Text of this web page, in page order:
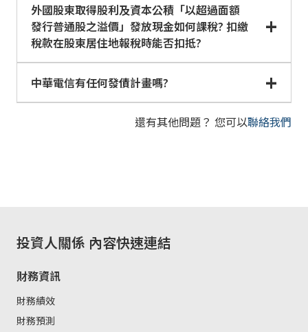
外國股東取得股利及資本公積「以超過面額
發行普通股之溢價」發放現金如何課稅? 扣繳
稅款在股東居住地報稅時能否扣抵?
中華電信有任何發債計畫嗎?
還有其他問題？ 您可以聯絡我們
投資人關係 內容快速連結
財務資訊
財務績效
財務預測